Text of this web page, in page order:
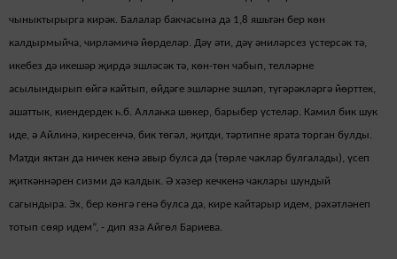
чыныктырырга кирәк. Балалар бакчасына да 1,8 яшьтән бер көн
калдырмыйча, чирләмичә йөрделәр. Дәү әти, дәү әниләрсез үстерсәк тә,
икебез дә икешәр җирдә эшләсәк тә, көн-төн чабып, телләрне
асылындырып өйгә кайтып, өйдәге эшләрне эшләп, түгәрәкләргә йөрттек,
ашаттык, киендердек һ.б. Аллаһка шөкер, барыбер үстеләр. Камил бик шук
иде, ә Айлинә, киресенчә, бик төгәл, җитди, тәртипне ярата торган булды.
Матди яктан да ничек кенә авыр булса да (төрле чаклар булгалады), үсеп
җиткәннәрен сизми дә калдык. Ә хәзер кечкенә чаклары шундый
сагындыра. Эх, бер көнгә генә булса да, кире кайтарыр идем, рәхәтләнеп
тотып сөяр идем”, - дип яза Айгөл Бариева.